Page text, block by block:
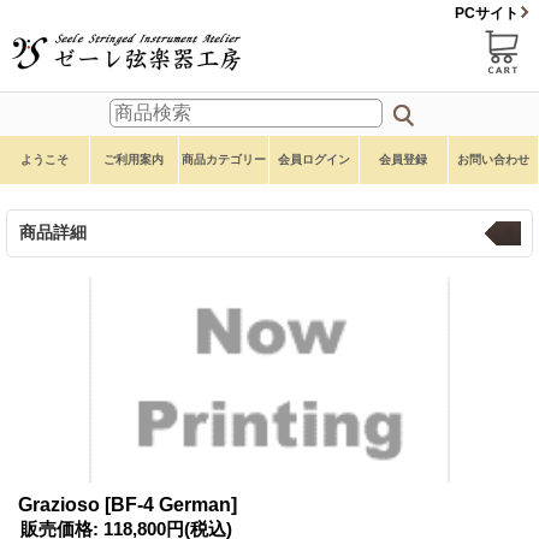
PCサイト
ようこそ ご利用案内 商品カテゴリー 会員ログイン 会員登録 お問い合わせ
商品詳細
Grazioso [BF-4 German]
販売価格: 118,800円(税込)